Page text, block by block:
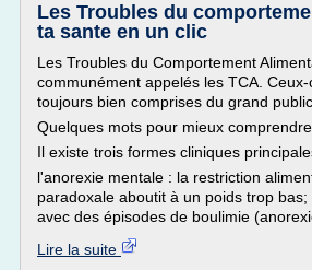
Les Troubles du
ta sante en un clic
Les Troubles du Comportement
communément appelés les TCA.
toujours bien comprises du grand public.
Quelques mots pour mieux
Il existe trois formes cliniques
l'anorexie mentale : la restriction
paradoxale aboutit à un poids trop
avec des épisodes de boulimie
Lire la suite